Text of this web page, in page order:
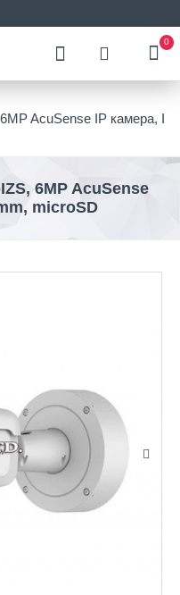
0
AcuSense IP камера, I
6MP AcuSense
microSD